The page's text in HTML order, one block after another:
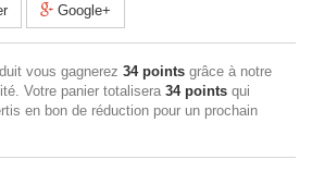
Google+
vous gagnerez 34 points grâce à notre
Votre panier totalisera 34 points qui
en bon de réduction pour un prochain